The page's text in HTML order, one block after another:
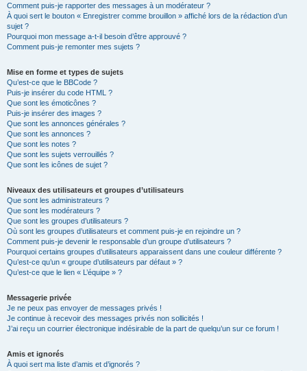
Comment puis-je rapporter des messages à un modérateur ?
À quoi sert le bouton « Enregistrer comme brouillon » affiché lors de la rédaction d’un
sujet ?
Pourquoi mon message a-t-il besoin d’être approuvé ?
Comment puis-je remonter mes sujets ?
Mise en forme et types de sujets
Qu’est-ce que le BBCode ?
Puis-je insérer du code HTML ?
Que sont les émoticônes ?
Puis-je insérer des images ?
Que sont les annonces générales ?
Que sont les annonces ?
Que sont les notes ?
Que sont les sujets verrouillés ?
Que sont les icônes de sujet ?
Niveaux des utilisateurs et groupes d’utilisateurs
Que sont les administrateurs ?
Que sont les modérateurs ?
Que sont les groupes d’utilisateurs ?
Où sont les groupes d’utilisateurs et comment puis-je en rejoindre un ?
Comment puis-je devenir le responsable d’un groupe d’utilisateurs ?
Pourquoi certains groupes d’utilisateurs apparaissent dans une couleur différente ?
Qu’est-ce qu’un « groupe d’utilisateurs par défaut » ?
Qu’est-ce que le lien « L’équipe » ?
Messagerie privée
Je ne peux pas envoyer de messages privés !
Je continue à recevoir des messages privés non sollicités !
J’ai reçu un courrier électronique indésirable de la part de quelqu’un sur ce forum !
Amis et ignorés
À quoi sert ma liste d’amis et d’ignorés ?